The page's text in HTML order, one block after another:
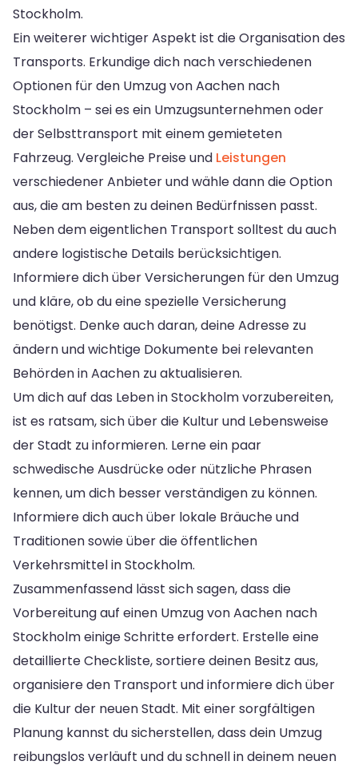
Stockholm.
Ein weiterer wichtiger Aspekt ist die Organisation des
Transports. Erkundige dich nach verschiedenen
Optionen für den Umzug von Aachen nach
Stockholm – sei es ein Umzugsunternehmen oder
der Selbsttransport mit einem gemieteten
Fahrzeug. Vergleiche Preise und Leistungen
verschiedener Anbieter und wähle dann die Option
aus, die am besten zu deinen Bedürfnissen passt.
Neben dem eigentlichen Transport solltest du auch
andere logistische Details berücksichtigen.
Informiere dich über Versicherungen für den Umzug
und kläre, ob du eine spezielle Versicherung
benötigst. Denke auch daran, deine Adresse zu
ändern und wichtige Dokumente bei relevanten
Behörden in Aachen zu aktualisieren.
Um dich auf das Leben in Stockholm vorzubereiten,
ist es ratsam, sich über die Kultur und Lebensweise
der Stadt zu informieren. Lerne ein paar
schwedische Ausdrücke oder nützliche Phrasen
kennen, um dich besser verständigen zu können.
Informiere dich auch über lokale Bräuche und
Traditionen sowie über die öffentlichen
Verkehrsmittel in Stockholm.
Zusammenfassend lässt sich sagen, dass die
Vorbereitung auf einen Umzug von Aachen nach
Stockholm einige Schritte erfordert. Erstelle eine
detaillierte Checkliste, sortiere deinen Besitz aus,
organisiere den Transport und informiere dich über
die Kultur der neuen Stadt. Mit einer sorgfältigen
Planung kannst du sicherstellen, dass dein Umzug
reibungslos verläuft und du schnell in deinem neuen